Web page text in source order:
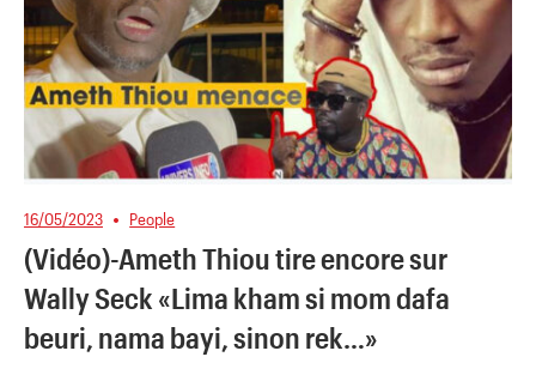
16/05/2023 People
(Vidéo)-Ameth Thiou tire encore sur
Wally Seck «Lima kham si mom dafa
beuri, nama bayi, sinon rek…»